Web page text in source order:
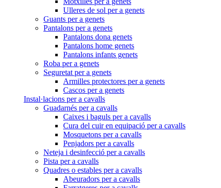
Ulleres de sol per a genets
Guants per a genets
Pantalons per a genets
Pantalons dona genets
Pantalons home genets
Pantalons infants genets
Roba per a genets
Seguretat per a genets
Armilles protectores per a genets
Cascos per a genets
Instal·lacions per a cavalls
Guadarnés per a cavalls
Caixes i baguls per a cavalls
Cura del cuir en equipació per a cavalls
Mosquetons per a cavalls
Penjadors per a cavalls
Neteja i desinfecció per a cavalls
Pista per a cavalls
Quadres o estables per a cavalls
Abeuradors per a cavalls